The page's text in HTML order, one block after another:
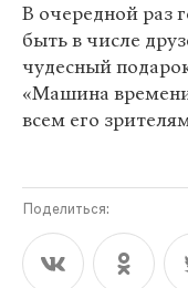
В очередной раз
быть в числе
чудесный
«Машина
всем его
Поделиться: